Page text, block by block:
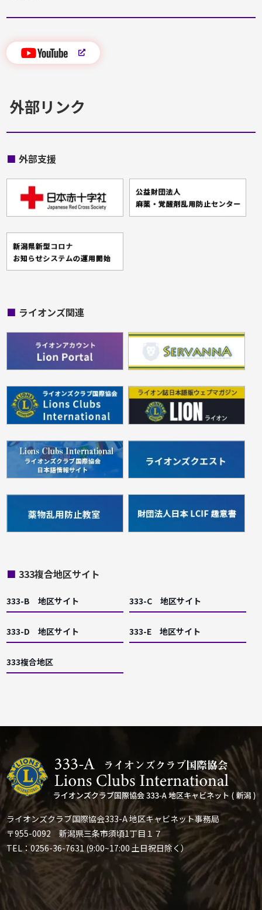
外部リンク
■ 外部支援
■ ライオンズ関連
■ 333複合地区サイト
333-B 地区サイト 333-C 地区サイト
333-D 地区サイト 333-E 地区サイト
333複合地区
ライオンズクラブ国際協会333-A 地区キャビネット事務局
〒955-0092 新潟県三条市須頃1丁目１７
TEL：0256-36-7631 (9:00~17:00 土日祝日除く）